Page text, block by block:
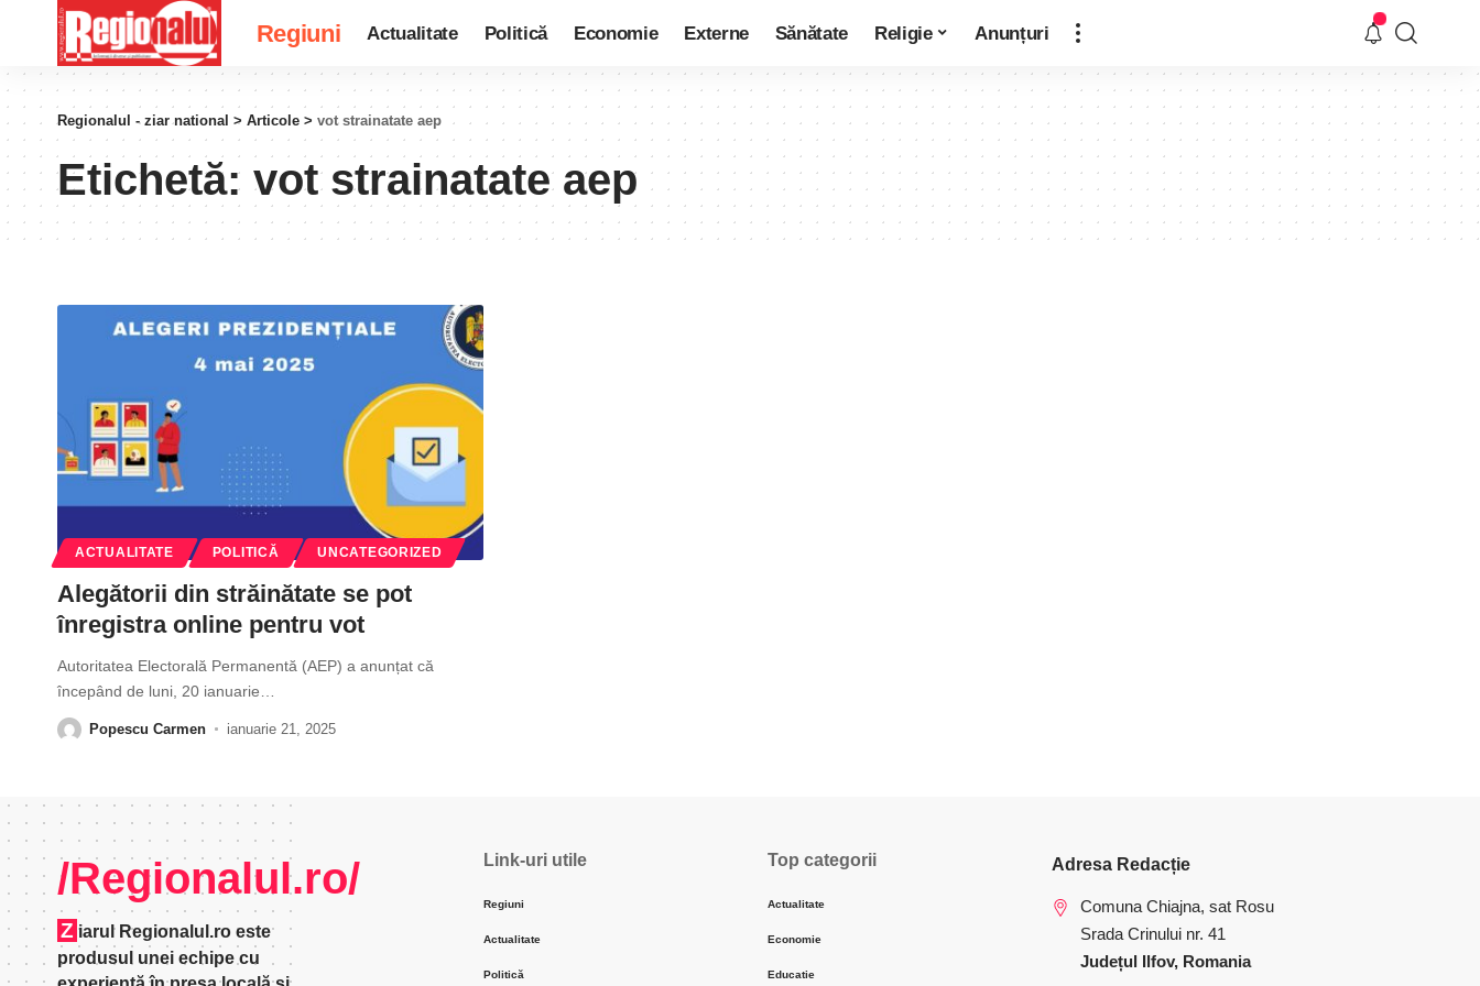
Regiuni Actualitate Politică Economie Externe Sănătate Religie Anunțuri
Regionalul - ziar national > Articole > vot strainatate aep
Etichetă: vot strainatate aep
ACTUALITATE POLITICĂ UNCATEGORIZED
Alegătorii din străinătate se pot
înregistra online pentru vot
Autoritatea Electorală Permanentă (AEP) a anunțat că
începând de luni, 20 ianuarie
Popescu Carmen ianuarie 21, 2025
/Regionalul.ro/
Z iarul Regionalul.ro este
produsul unei echipe cu
Link-uri utile
Regiuni
Actualitate
Politică
Top categorii
Actualitate
Economie
Educatie
Adresa Redacție
Comuna Chiajna, sat Rosu
Srada Crinului nr. 41
Județul Ilfov, Romania